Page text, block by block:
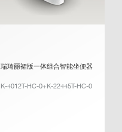
瑞琦丽裙版一体组合智能坐便器
K-4012T-HC-0+K-22445T-HC-0